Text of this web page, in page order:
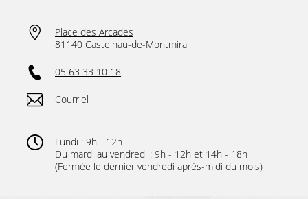
Place des Arcades
81140 Castelnau-de-Montmiral
05 63 33 10 18
Courriel
Lundi : 9h - 12h
Du mardi au vendredi : 9h - 12h et 14h - 18h
(Fermée le dernier vendredi après-midi du mois)